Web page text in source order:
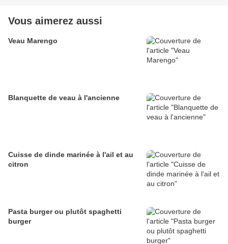
Vous aimerez aussi
Veau Marengo
Blanquette de veau à l'ancienne
Cuisse de dinde marinée à l'ail et au
citron
Pasta burger ou plutôt spaghetti
burger